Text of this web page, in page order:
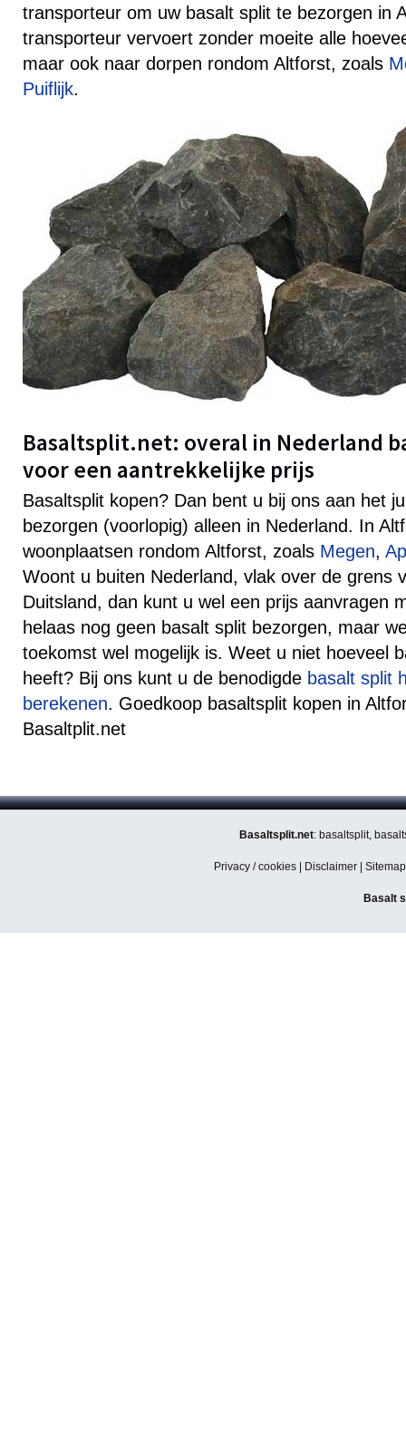
transporteur om uw basalt split te bezorgen in
transporteur vervoert zonder moeite alle
maar ook naar dorpen rondom Altforst, zoals
Puiflijk.
Basaltsplit.net: overal in Nederland
voor een aantrekkelijke prijs
Basaltsplit kopen? Dan bent u bij ons aan het
bezorgen (voorlopig) alleen in Nederland. In
woonplaatsen rondom Altforst, zoals Megen,
Woont u buiten Nederland, vlak over de grens
Duitsland, dan kunt u wel een prijs aanvragen
helaas nog geen basalt split bezorgen, maar
toekomst wel mogelijk is. Weet u niet hoeveel
heeft? Bij ons kunt u de benodigde basalt split
berekenen. Goedkoop basaltsplit kopen in
Basaltplit.net
Basaltsplit.net: basaltsplit,
Privacy / cookies Disclaimer Sitemap
Basalt